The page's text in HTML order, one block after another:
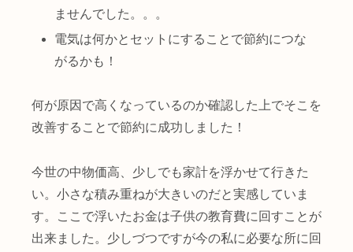
ませんでした。。。
電気は何かとセットにすることで節約につな
がるかも！
何が原因で高くなっているのか確認した上でそこを
改善することで節約に成功しました！
今世の中物価高、少しでも家計を浮かせて行きた
い。小さな積み重ねが大きいのだと実感していま
す。ここで浮いたお金は子供の教育費に回すことが
出来ました。少しづつですが今の私に必要な所に回